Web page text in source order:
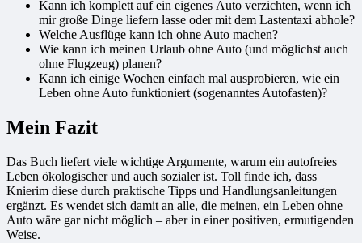
Kann ich komplett auf ein eigenes Auto verzichten, wenn ich
mir große Dinge liefern lasse oder mit dem Lastentaxi abhole?
Welche Ausflüge kann ich ohne Auto machen?
Wie kann ich meinen Urlaub ohne Auto (und möglichst auch
ohne Flugzeug) planen?
Kann ich einige Wochen einfach mal ausprobieren, wie ein
Leben ohne Auto funktioniert (sogenanntes Autofasten)?
Mein Fazit
Das Buch liefert viele wichtige Argumente, warum ein autofreies
Leben ökologischer und auch sozialer ist. Toll finde ich, dass
Knierim diese durch praktische Tipps und Handlungsanleitungen
ergänzt. Es wendet sich damit an alle, die meinen, ein Leben ohne
Auto wäre gar nicht möglich – aber in einer positiven, ermutigenden
Weise.